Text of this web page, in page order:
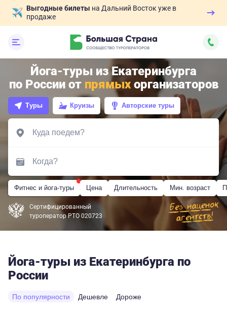
Выгодные билеты на Дальний Восток уже в
продаже
Йога-туры из Екатеринбурга
по России от прямыхорганизаторов
Туры Круизы Авторские туры
Фитнес и йога-туры Цена Длительность Мин. возраст
Сертифицированный
туроператор РТО 020723
Йога-туры из Екатеринбурга по
России
По популярности Дешевле Дороже